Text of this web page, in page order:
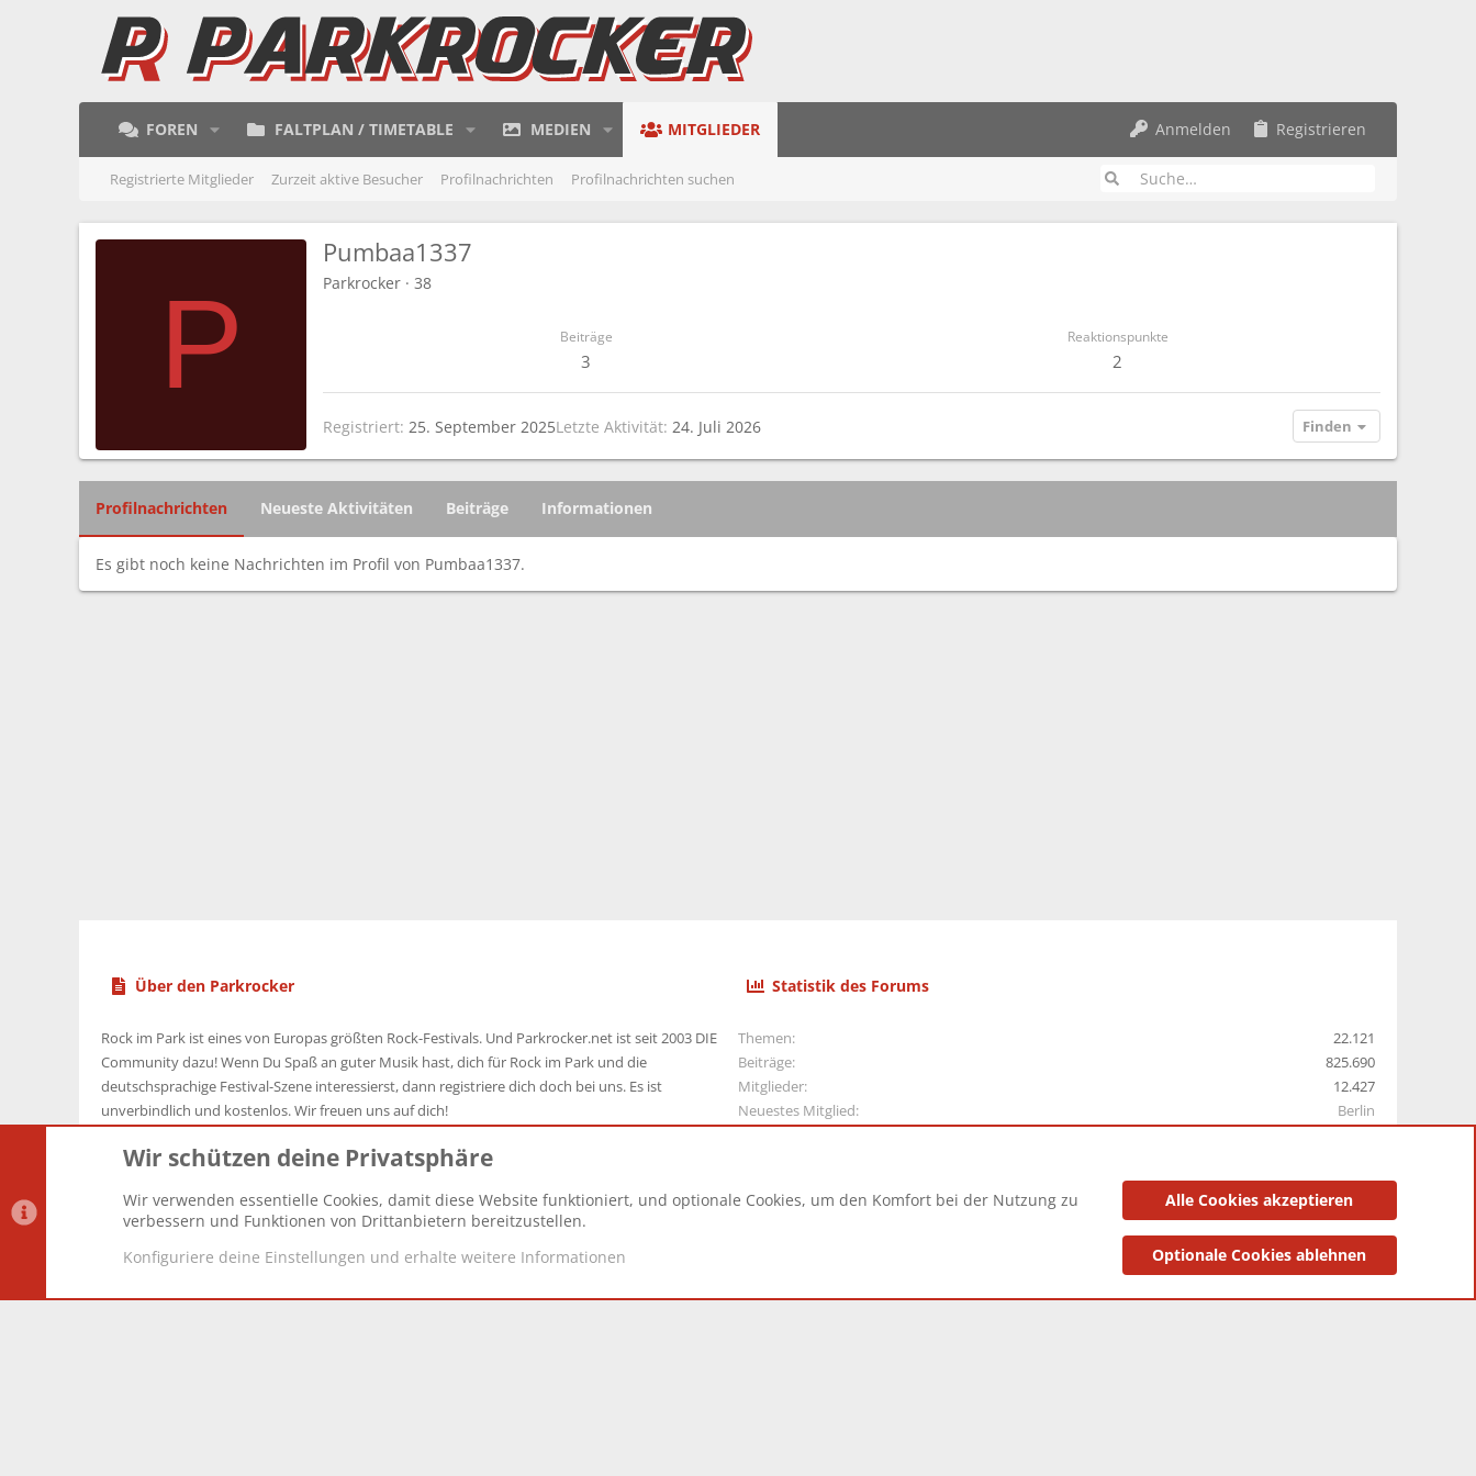
FOREN FALTPLAN / TIMETABLE MEDIEN MITGLIEDER Anmelden Registrieren
Registrierte Mitglieder Zurzeit aktive Besucher Profilnachrichten Profilnachrichten suchen
P
Pumbaa1337
Parkrocker · 38
Beiträge
3
Reaktionspunkte
2
Registriert 25. September 2025Letzte Aktivität 24. Juli 2026 Finden
Profilnachrichten Neueste Aktivitäten Beiträge Informationen
Es gibt noch keine Nachrichten im Profil von Pumbaa1337.
Über den Parkrocker
Rock im Park ist eines von Europas größten Rock-Festivals. Und Parkrocker.net ist seit 2003 DIE
Community dazu! Wenn Du Spaß an guter Musik hast, dich für Rock im Park und die
deutschsprachige Festival-Szene interessierst, dann registriere dich doch bei uns. Es ist
unverbindlich und kostenlos. Wir freuen uns auf dich!
Statistik des Forums
Themen
22.121
Beiträge
825.690
Mitglieder
12.427
Neuestes Mitglied
Berlin
Datenschutz-Einstellungen PR Light Deutsch [Du] Datenschutzerklärung Impressum
Wir schützen deine Privatsphäre
Wir verwenden essentielle Cookies, damit diese Website funktioniert, und optionale Cookies, um den Komfort bei der Nutzung zu
verbessern und Funktionen von Drittanbietern bereitzustellen.
Konfiguriere deine Einstellungen und erhalte weitere Informationen
Alle Cookies akzeptieren
Optionale Cookies ablehnen